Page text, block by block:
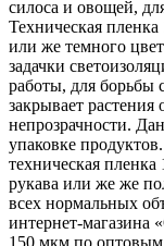
силоса и овощей,
Техническая
или же темного
задачки
работы, для борьбы
закрывает
непрозрачности.
упаковке
техническая
рукава или же же
всех нормальных
интернет-магазина
150 мкм по оптовым